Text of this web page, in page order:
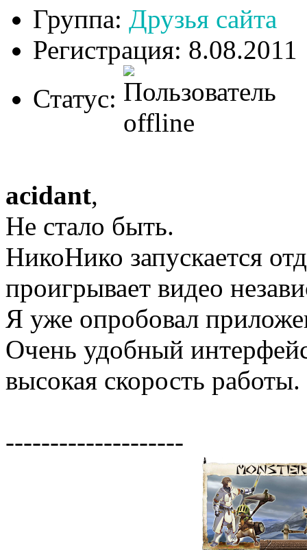
Группа: Друзья сайта
Регистрация: 8.08.2011
Статус:
acidant,
Не стало быть.
НикоНико запускается
проигрывает видео
Я уже опробовал
Очень удобный
высокая скорость работы.
--------------------